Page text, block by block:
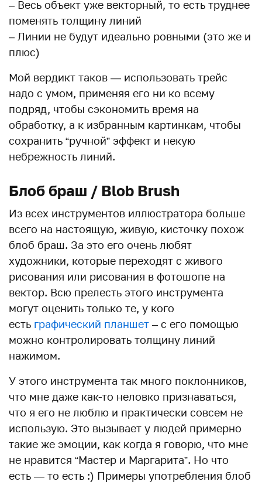
– Весь объект уже векторный, то есть труднее
поменять толщину линий
– Линии не будут идеально ровными (это же и
плюс)
Мой вердикт таков — использовать трейс
надо с умом, применяя его ни ко всему
подряд, чтобы сэкономить время на
обработку, а к избранным картинкам, чтобы
сохранить “ручной” эффект и некую
небрежность линий.
Блоб браш / Blob Brush
Из всех инструментов иллюстратора больше
всего на настоящую, живую, кисточку похож
блоб браш. За это его очень любят
художники, которые переходят с живого
рисования или рисования в фотошопе на
вектор. Всю прелесть этого инструмента
могут оценить только те, у кого
есть графический планшет – с его помощью
можно контролировать толщину линий
нажимом.
У этого инструмента так много поклонников,
что мне даже как-то неловко признаваться,
что я его не люблю и практически совсем не
использую. Это вызывает у людей примерно
такие же эмоции, как когда я говорю, что мне
не нравится “Мастер и Маргарита”. Но что
есть — то есть :) Примеры употребления блоб